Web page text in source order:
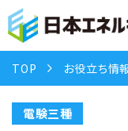
TOP お役立ち情
電験三種